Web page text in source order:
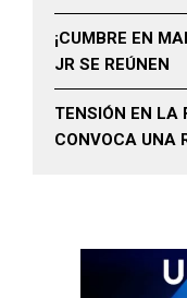
¡CUMBRE EN
JR SE REÚNEN
TENSIÓN EN LA
CONVOCA UNA